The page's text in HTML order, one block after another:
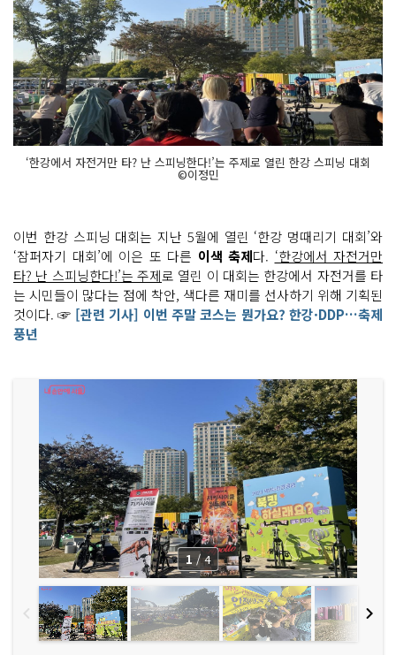
‘한강에서 자전거만 타? 난 스피닝한다!’는 주제로 열린 한강 스피닝 대회
©이정민
이번 한강 스피닝 대회는 지난 5월에 열린 ‘한강 멍때리기 대회’와
‘잠퍼자기 대회’에 이은 또 다른 이색 축제다. ‘한강에서 자전거만
타? 난 스피닝한다!’는 주제로 열린 이 대회는 한강에서 자전거를 타
는 시민들이 많다는 점에 착안, 색다른 재미를 선사하기 위해 기획된
것이다. ☞ [관련 기사] 이번 주말 코스는 뭔가요? 한강·DDP…축제
풍년
1 / 4